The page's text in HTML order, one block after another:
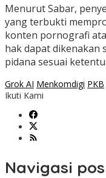
Menurut Sabar,
yang terbukti
konten pornografi
hak dapat dikenakan
pidana sesuai
Grok AI Menkomdigi PKB
Ikuti Kami
Navigasi pos